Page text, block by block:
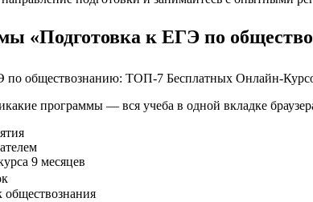
«Подготовка к ЕГЭ по
программы — вся учеба в одной вкладке
9 месяцев
обществознания